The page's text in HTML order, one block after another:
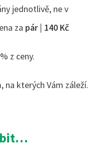
jednotlivě, ne v
za pár | 140 Kč
z ceny.
na kterých Vám záleží.